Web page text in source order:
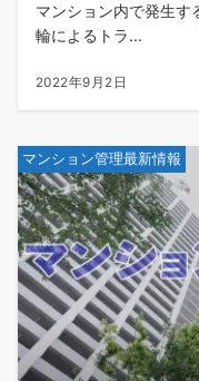
マンション内で発生
輪によるトラ...
2022年9月2日
マンション管理最新情報